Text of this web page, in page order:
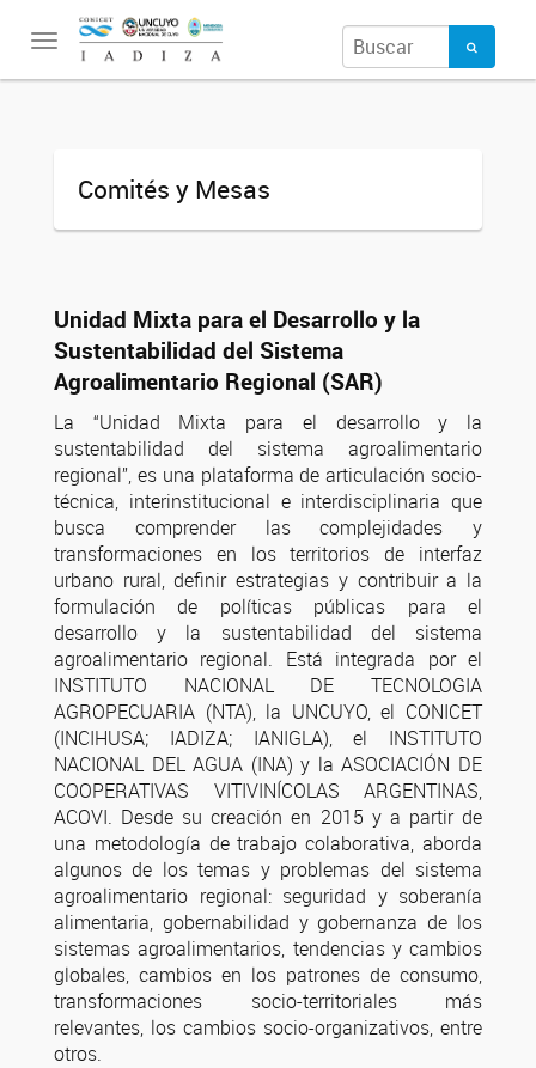
Toggle
navigation
Comités y Mesas
Unidad Mixta para el Desarrollo y la
Sustentabilidad del Sistema
Agroalimentario Regional (SAR)
La “Unidad Mixta para el desarrollo y la
sustentabilidad del sistema agroalimentario
regional”, es una plataforma de articulación socio-
técnica, interinstitucional e interdisciplinaria que
busca comprender las complejidades y
transformaciones en los territorios de interfaz
urbano rural, definir estrategias y contribuir a la
formulación de políticas públicas para el
desarrollo y la sustentabilidad del sistema
agroalimentario regional. Está integrada por el
INSTITUTO NACIONAL DE TECNOLOGIA
AGROPECUARIA (NTA), la UNCUYO, el CONICET
(INCIHUSA; IADIZA; IANIGLA), el INSTITUTO
NACIONAL DEL AGUA (INA) y la ASOCIACIÓN DE
COOPERATIVAS VITIVINÍCOLAS ARGENTINAS,
ACOVI. Desde su creación en 2015 y a partir de
una metodología de trabajo colaborativa, aborda
algunos de los temas y problemas del sistema
agroalimentario regional: seguridad y soberanía
alimentaria, gobernabilidad y gobernanza de los
sistemas agroalimentarios, tendencias y cambios
globales, cambios en los patrones de consumo,
transformaciones socio-territoriales más
relevantes, los cambios socio-organizativos, entre
otros.